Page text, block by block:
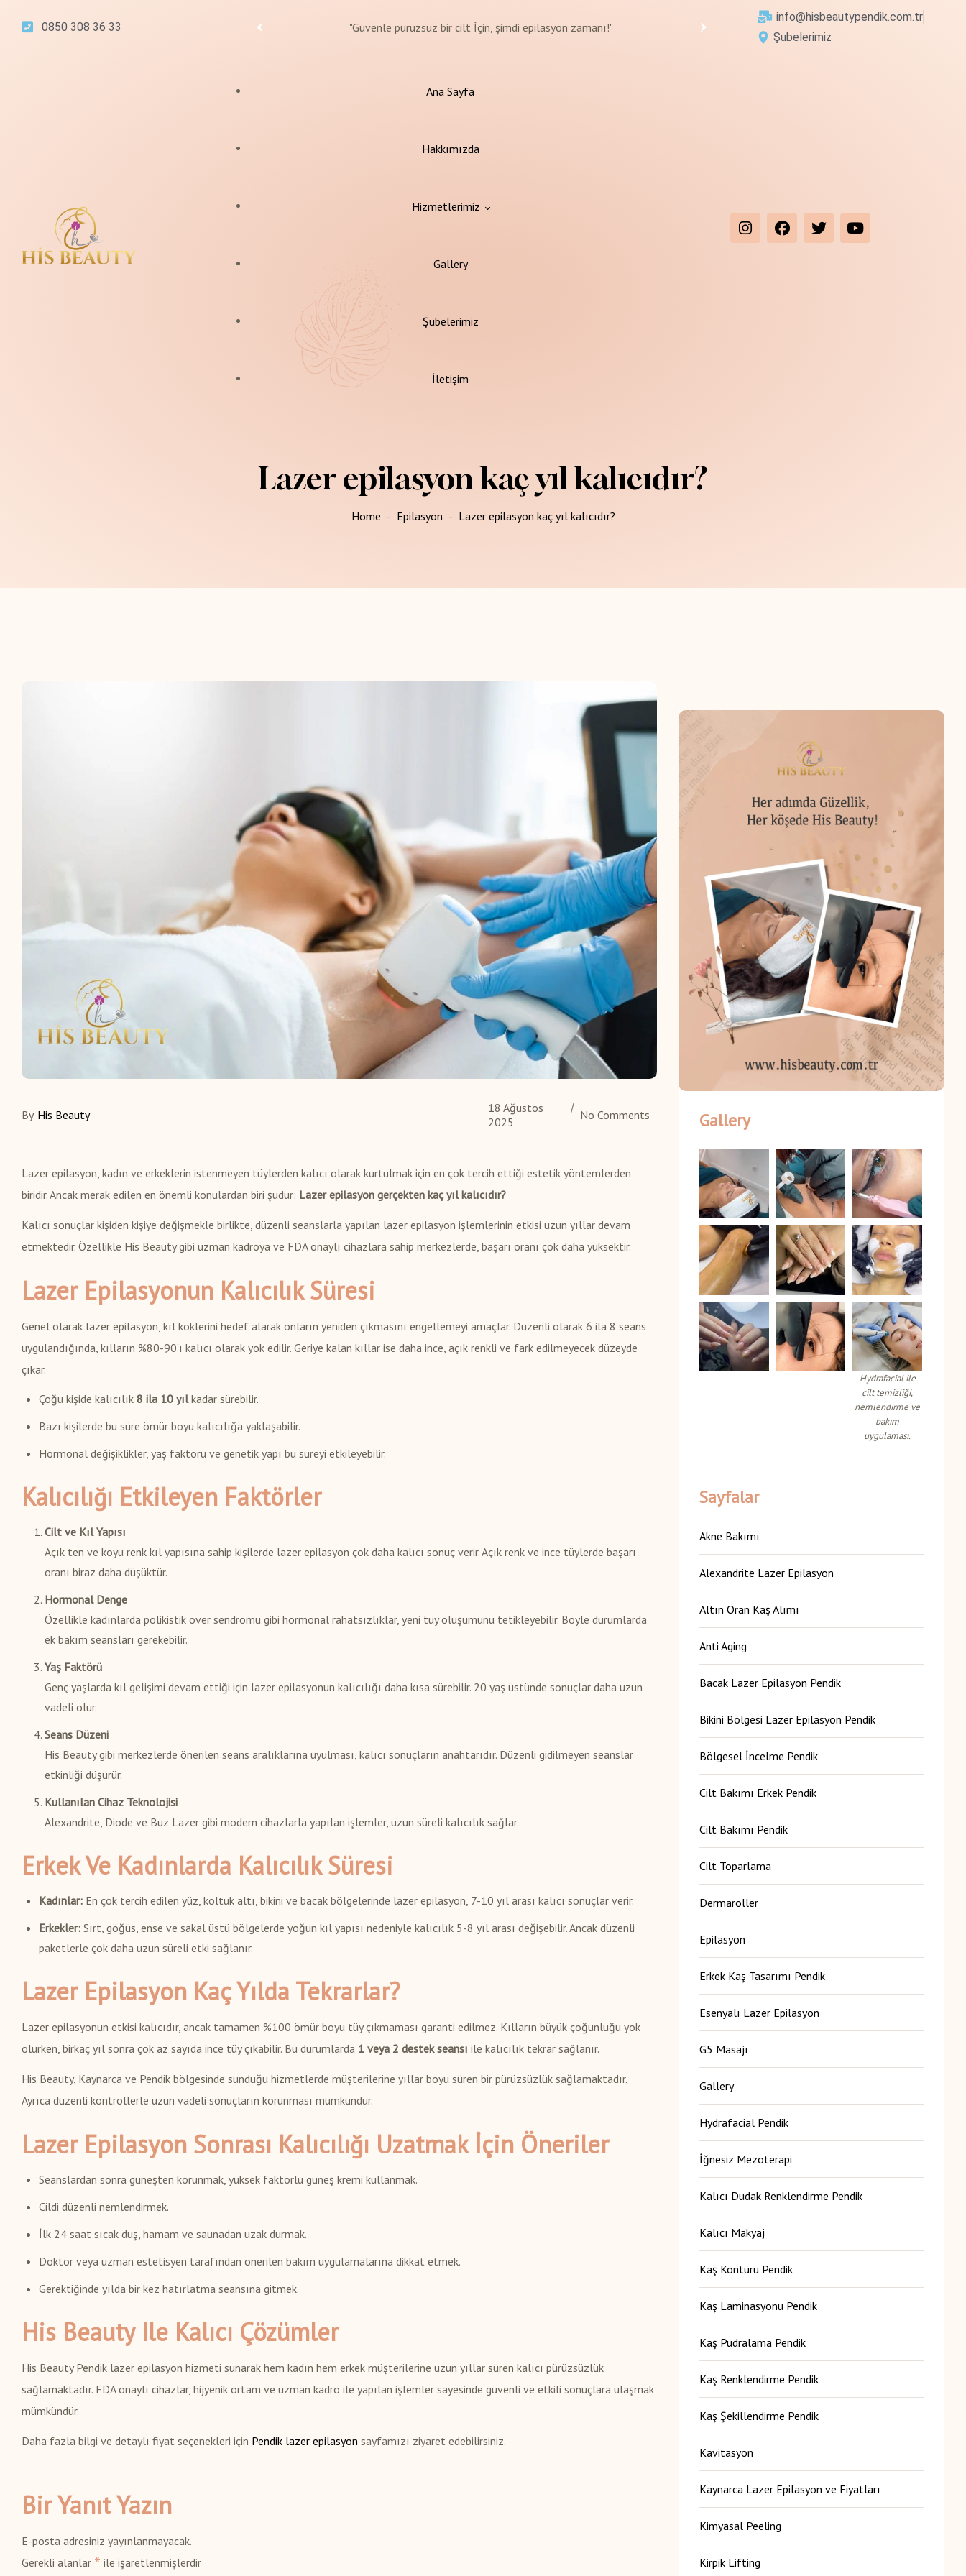
0850 308 36 33 Bu Ay'a %50'ye Varan İndirimler
"Güvenle pürüzsüz bir cilt İçin, şimdi epilasyon zamanı!"
"Her yaştan güzellik, cilt bakımıyla başlar!"
"Değişim başlasın, sağlıklı yaşam yolculuğunuz burada!"
info@hisbeautypendik.com.tr
Şubelerimiz
Ana Sayfa
Hakkımızda
Hizmetlerimiz
Pendik Lazer Epilasyon
Cilt Bakımı Pendik
Gallery
Şubelerimiz
İletişim
Lazer epilasyon kaç yıl kalıcıdır?
Home Epilasyon Lazer epilasyon kaç yıl kalıcıdır?
By His Beauty
18 Ağustos
2025
No Comments
Lazer epilasyon, kadın ve erkeklerin istenmeyen tüylerden kalıcı olarak kurtulmak için en çok tercih ettiği estetik yöntemlerden
biridir. Ancak merak edilen en önemli konulardan biri şudur: Lazer epilasyon gerçekten kaç yıl kalıcıdır?
Kalıcı sonuçlar kişiden kişiye değişmekle birlikte, düzenli seanslarla yapılan lazer epilasyon işlemlerinin etkisi uzun yıllar devam
etmektedir. Özellikle His Beauty gibi uzman kadroya ve FDA onaylı cihazlara sahip merkezlerde, başarı oranı çok daha yüksektir.
Lazer Epilasyonun Kalıcılık Süresi
Genel olarak lazer epilasyon, kıl köklerini hedef alarak onların yeniden çıkmasını engellemeyi amaçlar. Düzenli olarak 6 ila 8 seans
uygulandığında, kılların %80-90’ı kalıcı olarak yok edilir. Geriye kalan kıllar ise daha ince, açık renkli ve fark edilmeyecek düzeyde
çıkar.
Çoğu kişide kalıcılık 8 ila 10 yılkadar sürebilir.
Bazı kişilerde bu süre ömür boyu kalıcılığa yaklaşabilir.
Hormonal değişiklikler, yaş faktörü ve genetik yapı bu süreyi etkileyebilir.
Kalıcılığı Etkileyen Faktörler
Cilt ve Kıl Yapısı
Açık ten ve koyu renk kıl yapısına sahip kişilerde lazer epilasyon çok daha kalıcı sonuç verir. Açık renk ve ince tüylerde başarı
oranı biraz daha düşüktür.
Hormonal Denge
Özellikle kadınlarda polikistik over sendromu gibi hormonal rahatsızlıklar, yeni tüy oluşumunu tetikleyebilir. Böyle durumlarda
ek bakım seansları gerekebilir.
Yaş Faktörü
Genç yaşlarda kıl gelişimi devam ettiği için lazer epilasyonun kalıcılığı daha kısa sürebilir. 20 yaş üstünde sonuçlar daha uzun
vadeli olur.
Seans Düzeni
His Beauty gibi merkezlerde önerilen seans aralıklarına uyulması, kalıcı sonuçların anahtarıdır. Düzenli gidilmeyen seanslar
etkinliği düşürür.
Kullanılan Cihaz Teknolojisi
Alexandrite, Diode ve Buz Lazer gibi modern cihazlarla yapılan işlemler, uzun süreli kalıcılık sağlar.
Erkek Ve Kadınlarda Kalıcılık Süresi
Kadınlar: En çok tercih edilen yüz, koltuk altı, bikini ve bacak bölgelerinde lazer epilasyon, 7-10 yıl arası kalıcı sonuçlar verir.
Erkekler: Sırt, göğüs, ense ve sakal üstü bölgelerde yoğun kıl yapısı nedeniyle kalıcılık 5-8 yıl arası değişebilir. Ancak düzenli
paketlerle çok daha uzun süreli etki sağlanır.
Lazer Epilasyon Kaç Yılda Tekrarlar?
Lazer epilasyonun etkisi kalıcıdır, ancak tamamen %100 ömür boyu tüy çıkmaması garanti edilmez. Kılların büyük çoğunluğu yok
olurken, birkaç yıl sonra çok az sayıda ince tüy çıkabilir. Bu durumlarda 1 veya 2 destek seansı ile kalıcılık tekrar sağlanır.
His Beauty, Kaynarca ve Pendik bölgesinde sunduğu hizmetlerde müşterilerine yıllar boyu süren bir pürüzsüzlük sağlamaktadır.
Ayrıca düzenli kontrollerle uzun vadeli sonuçların korunması mümkündür.
Lazer Epilasyon Sonrası Kalıcılığı Uzatmak İçin Öneriler
Seanslardan sonra güneşten korunmak, yüksek faktörlü güneş kremi kullanmak.
Cildi düzenli nemlendirmek.
İlk 24 saat sıcak duş, hamam ve saunadan uzak durmak.
Doktor veya uzman estetisyen tarafından önerilen bakım uygulamalarına dikkat etmek.
Gerektiğinde yılda bir kez hatırlatma seansına gitmek.
His Beauty Ile Kalıcı Çözümler
His Beauty Pendik lazer epilasyon hizmeti sunarak hem kadın hem erkek müşterilerine uzun yıllar süren kalıcı pürüzsüzlük
sağlamaktadır. FDA onaylı cihazlar, hijyenik ortam ve uzman kadro ile yapılan işlemler sayesinde güvenli ve etkili sonuçlara ulaşmak
mümkündür.
Daha fazla bilgi ve detaylı fiyat seçenekleri için Pendik lazer epilasyon sayfamızı ziyaret edebilirsiniz.
Bir Yanıt Yazın
E-posta adresiniz yayınlanmayacak.
Gerekli alanlar * ile işaretlenmişlerdir
Gallery
Hydrafacial ile
cilt temizliği,
nemlendirme ve
bakım
uygulaması.
Sayfalar
Akne Bakımı
Alexandrite Lazer Epilasyon
Altın Oran Kaş Alımı
Anti Aging
Bacak Lazer Epilasyon Pendik
Bikini Bölgesi Lazer Epilasyon Pendik
Bölgesel İncelme Pendik
Cilt Bakımı Erkek Pendik
Cilt Bakımı Pendik
Cilt Toparlama
Dermaroller
Epilasyon
Erkek Kaş Tasarımı Pendik
Esenyalı Lazer Epilasyon
G5 Masajı
Gallery
Hydrafacial Pendik
İğnesiz Mezoterapi
Kalıcı Dudak Renklendirme Pendik
Kalıcı Makyaj
Kaş Kontürü Pendik
Kaş Laminasyonu Pendik
Kaş Pudralama Pendik
Kaş Renklendirme Pendik
Kaş Şekillendirme Pendik
Kavitasyon
Kaynarca Lazer Epilasyon ve Fiyatları
Kimyasal Peeling
Kirpik Lifting